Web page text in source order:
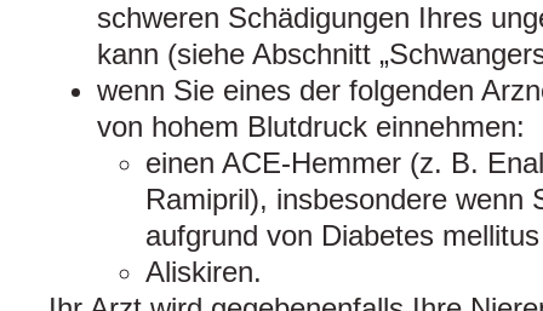
schweren Schädigungen Ihres
kann (siehe Abschnitt
wenn Sie eines der folgenden
von hohem Blutdruck einnehmen:
einen ACE-Hemmer (z. B.
Ramipril), insbesondere wenn
aufgrund von Diabetes
Aliskiren.